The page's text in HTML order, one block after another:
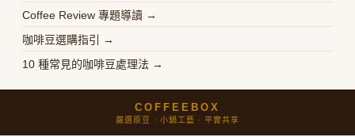
Coffee Review 專題導讀 →
咖啡豆選購指引 →
10 種常見的咖啡豆處理法 →
COFFEEBOX
嚴選原豆 · 小鍋工藝 · 平實共享